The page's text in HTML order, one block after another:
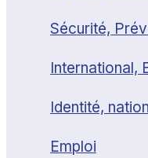
Sécurité,
International,
Identité,
Emploi